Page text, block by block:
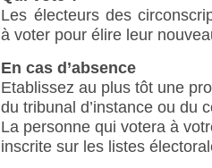
Les électeurs des
à voter pour élire leur
En cas d’absence
Etablissez au plus tôt une
du tribunal d’instance ou du
La personne qui votera à
inscrite sur les listes